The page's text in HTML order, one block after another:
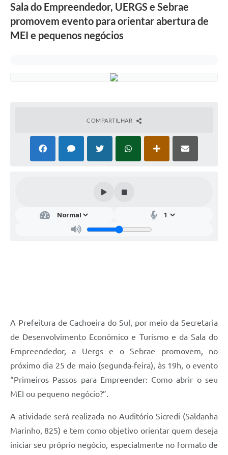
Coleta seletiva - Informações
A Prefeitura
Gabinetes e Secretarias
Agenda
Notícias
Contato
Sala do Empreendedor, UERGS e Sebrae
promovem evento para orientar abertura de
MEI e pequenos negócios
COMPARTILHAR
A Prefeitura de Cachoeira do Sul, por meio da Secretaria
de Desenvolvimento Econômico e Turismo e da Sala do
Empreendedor, a Uergs e o Sebrae promovem, no
próximo dia 25 de maio (segunda-feira), às 19h, o evento
“Primeiros Passos para Empreender: Como abrir o seu
MEI ou pequeno negócio?”.
A atividade será realizada no Auditório Sicredi (Saldanha
Marinho, 825) e tem como objetivo orientar quem deseja
iniciar seu próprio negócio, especialmente no formato de